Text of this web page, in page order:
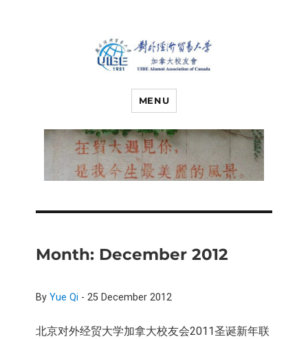
对外经济贸易
大学加拿大校
友会
MENU
Month: December 2012
By Yue Qi - 25 December 2012
北京对外经贸大学加拿大校友会2011圣诞新年联